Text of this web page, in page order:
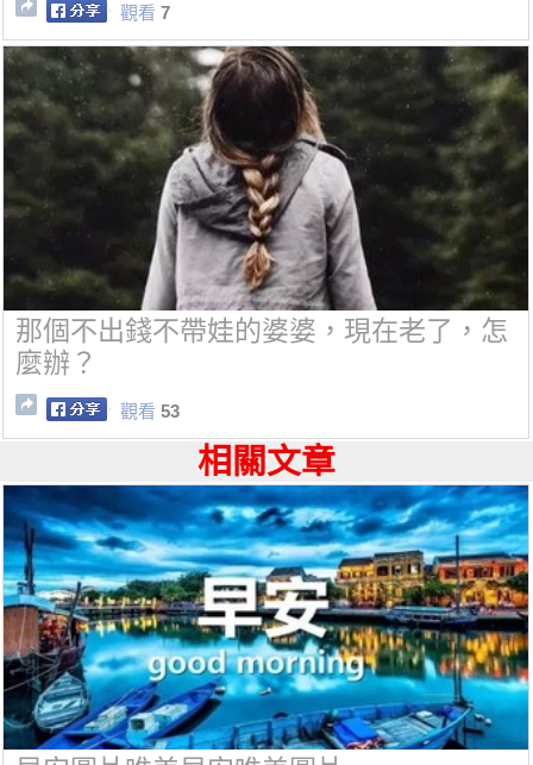
觀看 7
那個不出錢不帶娃的婆婆，現在老了，怎
麼辦？
觀看 53
相關文章